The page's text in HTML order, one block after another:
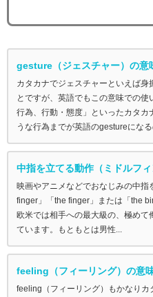
gesture（ジェスチャー）の意
カタカナでジェスチャーといえば
とですが、英語でもこの意味での
行為、行動・態度」といったカタカ
うな行為までが英語のgestureにな
中指を立てる動作（ミドルフ
映画やアニメなどでおなじみの中
finger」「the finger」または「the
欧米では相手への最大級の、極め
ています。もともとは男性...
feeling（フィーリング）の意
feeling（フィーリング）もかなりカ